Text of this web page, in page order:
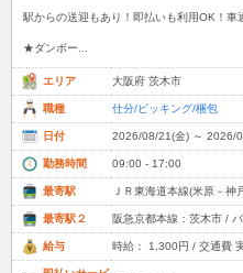
駅からの送迎もあり！即払いも利用OK！
★ダンボー...
エリア 大阪府 茨木市
職種 仕分/ピッキング/梱包
日付 2026/08/21(金) ～ 2026/
勤務時間 09:00 - 17:00
最寄駅 ＪＲ東海道本線(米原－
最寄駅２ 阪急京都本線：茨木市 /
給与 時給： 1,300円 / 交通費